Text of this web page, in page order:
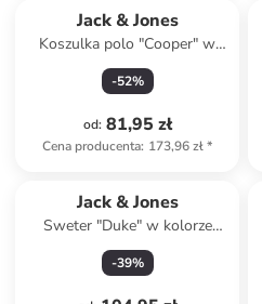
Jack & Jones
Koszulka polo "Cooper" w
kolorze beżowym
-52%
od: 81,95 zł
Cena producenta: 173,96 zł*
Jack & Jones
Sweter "Duke" w kolorze
khaki
-39%